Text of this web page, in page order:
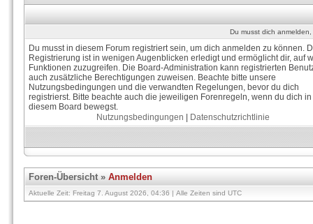
Du musst dich
Du musst in diesem Forum registriert sein, um dich anmelden zu können.
Registrierung ist in wenigen Augenblicken erledigt und ermöglicht dir, auf
Funktionen zuzugreifen. Die Board-Administration kann registrierten
auch zusätzliche Berechtigungen zuweisen. Beachte bitte unsere
Nutzungsbedingungen und die verwandten Regelungen, bevor du dich
registrierst. Bitte beachte auch die jeweiligen Forenregeln, wenn du dich in
diesem Board bewegst.
Nutzungsbedingungen
Datenschutzrichtlinie
Foren-Übersicht» Anmelden
Aktuelle Zeit: Freitag 7. August 2026, 04:36 | Alle Zeiten sind UTC